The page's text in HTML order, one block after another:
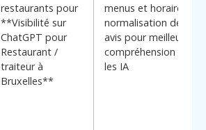
restaurants pour
**Visibilité sur
ChatGPT pour
Restaurant /
traiteur à
Bruxelles**
menus et horaires,
normalisation des
avis pour meilleure
compréhension par
les IA